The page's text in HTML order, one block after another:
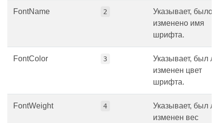
FontName 2
Указывает, было
изменено имя
шрифта.
FontColor 3
Указывает, был ли
изменен цвет
шрифта.
FontWeight 4
Указывает, был ли
изменен вес